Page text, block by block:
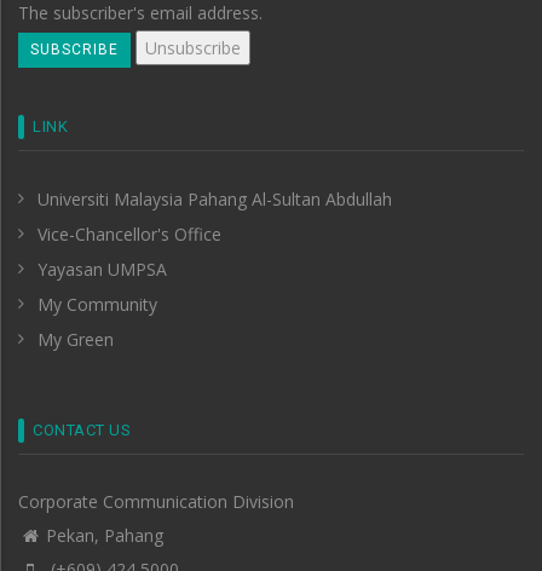
The subscriber's email address.
LINK
Universiti Malaysia Pahang Al-Sultan Abdullah
Vice-Chancellor's Office
Yayasan UMPSA
My Community
My Green
CONTACT US
Corporate Communication Division
Pekan, Pahang